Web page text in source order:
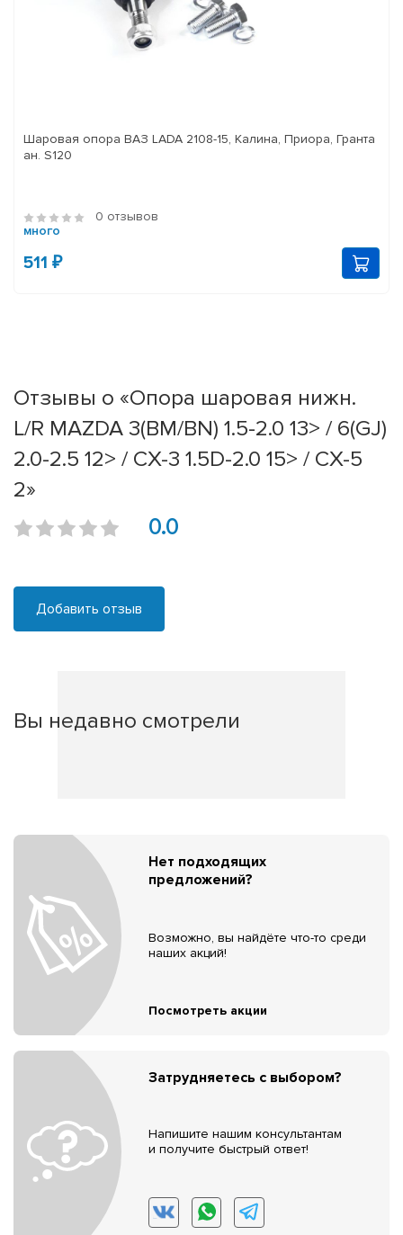
Шаровая опора ВАЗ LADA 2108-15, Калина, Приора, Гранта
ан. S120
0 отзывов
много
511 ₽
Отзывы о «Опора шаровая нижн.
L/R MAZDA 3(BM/BN) 1.5-2.0 13> / 6(GJ)
2.0-2.5 12> / CX-3 1.5D-2.0 15> / CX-5
2»
0.0
Добавить отзыв
Вы недавно смотрели
Нет подходящих
предложений?
Возможно, вы найдёте что-то среди
наших акций!
Посмотреть акции
Затрудняетесь с выбором?
Напишите нашим консультантам
и получите быстрый ответ!